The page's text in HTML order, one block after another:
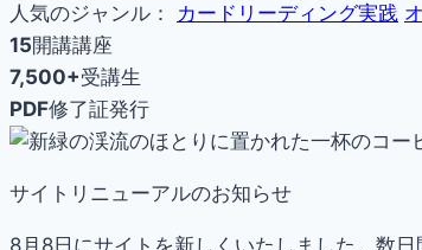
人気のジャンル： カードリーディング実践
15開講講座
7,500+受講生
PDF修了証発行
サイトリニューアルのお知らせ